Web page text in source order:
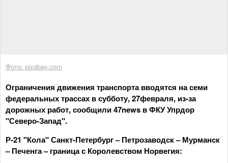
Фото: pixabay.com
Ограничения движения транспорта вводятся на семи
федеральных трассах в субботу, 27февраля, из-за
дорожных работ, сообщили 47news в ФКУ Упрдор
"Северо-Запад".
Р-21 "Кола" Санкт-Петербург – Петрозаводск – Мурманск
– Печенга – граница с Королевством Норвегия: